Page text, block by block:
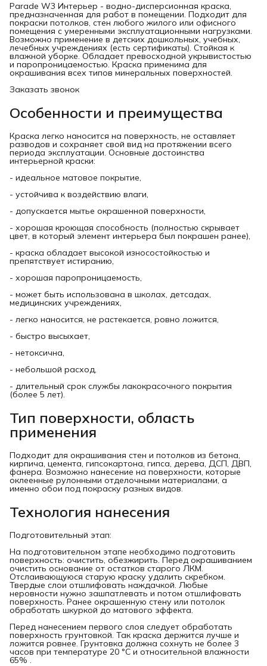
Parade W3 Интерьер - водно-дисперсионная краска,
предназначенная для работ в помещении. Подходит для
покраски потолков, стен любого жилого или офисного
помещения с умеренными эксплуатационными нагрузками.
Возможно применение в детских дошкольных, учебных,
лечебных учреждениях (есть сертификаты). Стойкая к
влажной уборке. Обладает превосходной укрывистостью
и паропроницаемостью. Краска применима для
окрашивания всех типов минеральных поверхностей.
Заказать звонок
Особенности и преимущества
Краска легко наносится на поверхность, не оставляет
разводов и сохраняет свой вид на протяжении всего
периода эксплуатации. Основные достоинства
интерьерной краски:
- идеальное матовое покрытие,
- устойчива к воздействию влаги,
- допускается мытье окрашенной поверхности,
- хорошая кроющая способность (полностью скрывает
цвет, в который элемент интерьера был покрашен ранее),
- краска обладает высокой износостойкостью и
препятствует истиранию,
- хорошая паропроницаемость,
- может быть использована в школах, детсадах,
медицинских учреждениях,
- легко наносится, не растекается, ровно ложится,
- быстро высыхает,
- нетоксична,
- небольшой расход,
- длительный срок службы лакокрасочного покрытия
(более 5 лет).
Тип поверхности, область
применения
Подходит для окрашивания стен и потолков из бетона,
кирпича, цемента, гипсокартона, гипса, дерева, ДСП, ДВП,
фанера. Возможно нанесение на поверхности, которые
оклеенные рулонными отделочными материалами, а
именно обои под покраску разных видов.
Технология нанесения
Подготовительный этап:
На подготовительном этапе необходимо подготовить
поверхность: очистить, обезжирить. Перед окрашиванием
очистить основание от остатков старого ЛКМ.
Отслаивающуюся старую краску удалить скребком.
Твердые слои отшлифовать наждачкой. Любые
неровности нужно зашпатлевать и потом отшлифовать
поверхность. Ранее окрашенную стену или потолок
обработать шкуркой до матового эффекта.
Перед нанесением первого слоя следует обработать
поверхность грунтовкой. Так краска держится лучше и
ложится ровнее. Грунтовка должна сохнуть не более 3
часов при температуре 20 °С и относительной влажности
65% .